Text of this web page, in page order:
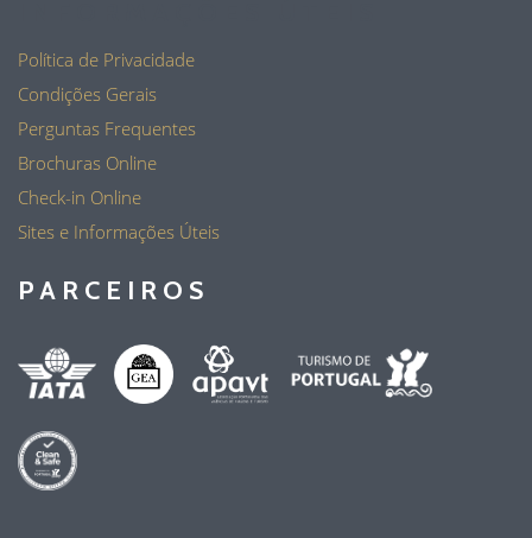
Política de Privacidade
Condições Gerais
Perguntas Frequentes
Brochuras Online
Check-in Online
Sites e Informações Úteis
PARCEIROS